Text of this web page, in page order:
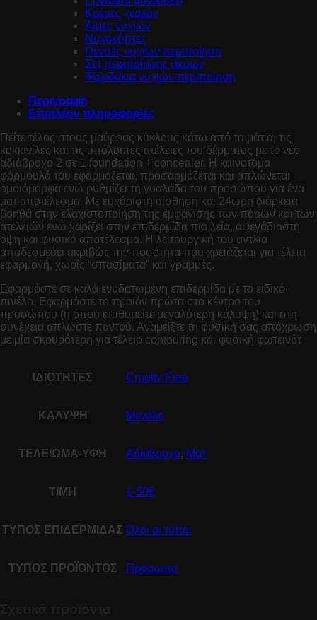
Κρέμες χεριών
Λίμες νυχιών
Νυχοκόπτες
Πένσες νυχιών περιποίηση
Σετ περιποίησης άκρων
Ψαλιδάκια νυχιών περιποίηση
Περιγραφή
Επιπλέον πληροφορίες
Πείτε τέλος στους μαύρους κύκλους κάτω από τα μάτια, τις
κοκκινίλες και τις υπόλοιπες ατέλειες του δέρματος με το νέο
αδιάβροχο 2 σε 1 foundation + concealer. Η καινοτόμα
φόρμουλά του εφαρμόζεται, προσαρμόζεται και απλώνεται
ομοιόμορφα ενώ ρυθμίζει τη γυαλάδα του προσώπου για ένα
ματ αποτέλεσμα. Με ευχάριστη αίσθηση και 24ωρη διάρκεια
βοηθά στην ελαχιστοποίηση της εμφάνισης των πόρων και των
ατελειών ενώ χαρίζει στην επιδερμίδα πιο λεία, αψεγάδιαστη
όψη και φυσικό αποτέλεσμα. Η λειτουργική του αντλία
αποδεσμεύει ακριβώς την ποσότητα που χρειάζεται για τέλεια
εφαρμογή, χωρίς “σπασίματα” και γραμμές.
Εφαρμόστε σε καλά ενυδατωμένη επιδερμίδα με το ειδικό
πινέλο. Εφαρμόστε το προϊόν πρώτα στο κέντρο του
προσώπου (ή όπου επιθυμείτε μεγαλύτερη κάλυψη) και στη
συνέχεια απλώστε παντού. Αναμείξτε τη φυσική σας απόχρωση
με μία σκουρότερη για τέλειο contouring και φυσική φωτεινότ
ΙΔΙΟΤΗΤΕΣ Cruelty Free
ΚΑΛΥΨΗ Μεγάλη
ΤΕΛΕΙΩΜΑ-ΥΦΗ Αδιάβροχο, Ματ
ΤΙΜΗ 1-50€
ΤΥΠΟΣ ΕΠΙΔΕΡΜΙΔΑΣ Όλοι οι τύποι
ΤΥΠΟΣ ΠΡΟΪΟΝΤΟΣ Πρόσωπο